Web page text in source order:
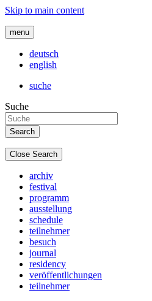
Skip to main content
menu
deutsch
english
suche
Suche
Close Search
archiv
festival
programm
ausstellung
schedule
teilnehmer
besuch
journal
residency
veröffentlichungen
teilnehmer